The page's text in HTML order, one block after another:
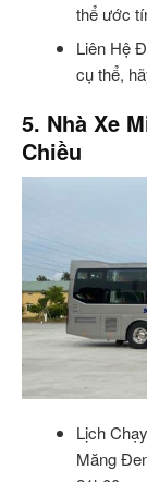
thể ước
Liên Hệ
cụ thể,
5. Nhà Xe
Chiều
Lịch
Măng